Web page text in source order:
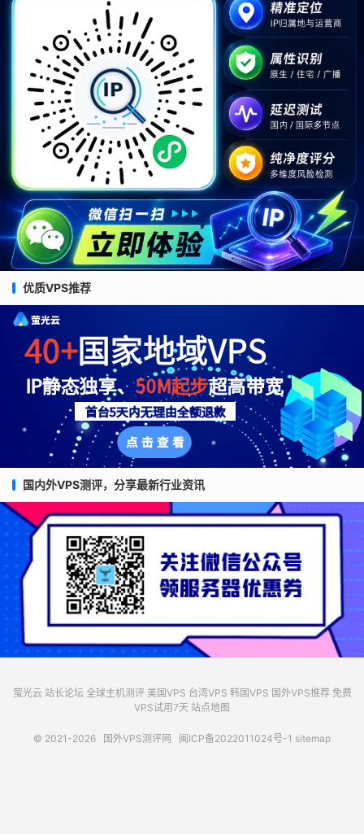
优质VPS推荐
国内外VPS测评，分享最新行业资讯
萤光云 站长论坛 全球主机测评 美国VPS 台湾VPS 韩国VPS 国外VPS推荐 免费
VPS试用7天 站点地图
© 2021-2026 国外VPS测评网 闽ICP备2022011024号-1 sitemap